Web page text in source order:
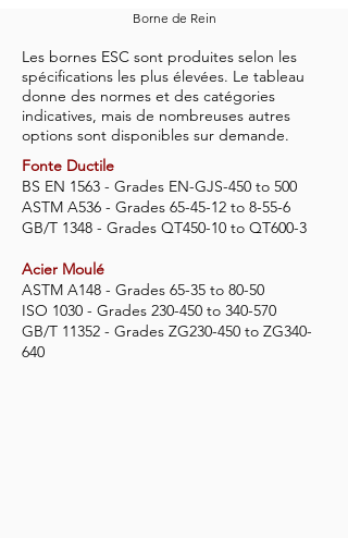
Borne de Rein
Les bornes ESC sont produites selon les
spécifications les plus élevées. Le tableau
donne des normes et des catégories
indicatives, mais de nombreuses autres
options sont disponibles sur demande.
Fonte Ductile
BS EN 1563 - Grades EN-GJS-450 to 500
ASTM A536 - Grades 65-45-12 to 8-55-6
GB/T 1348 - Grades QT450-10 to QT600-3
Acier Moulé
ASTM A148 - Grades 65-35 to 80-50
ISO 1030 - Grades 230-450 to 340-570
GB/T 11352 - Grades ZG230-450 to ZG340-
640